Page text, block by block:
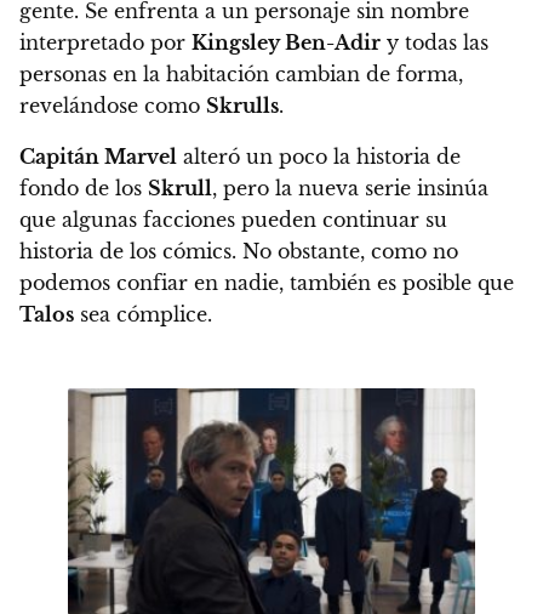
gente. Se enfrenta a un personaje sin nombre
interpretado por Kingsley Ben-Adir y todas las
personas en la habitación cambian de forma,
revelándose como Skrulls.
Capitán Marvel alteró un poco la historia de
fondo de los Skrull, pero la nueva serie insinúa
que algunas facciones pueden continuar su
historia de los cómics. No obstante, como no
podemos confiar en nadie, también es posible que
Talos sea cómplice.